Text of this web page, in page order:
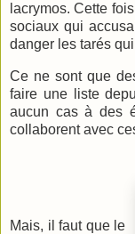
lacrymos. Cette
sociaux qui
danger les tarés
Ce ne sont que
faire une liste
aucun cas à des
collaborent avec
Mais, il faut que le